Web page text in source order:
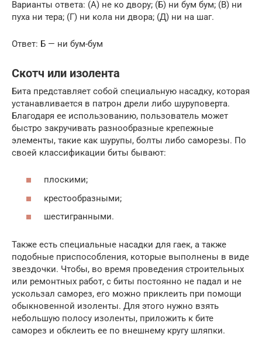
Варианты ответа: (A) не ко двору; (Б) ни бум бум; (В) ни
пуха ни тера; (Г) ни кола ни двора; (Д) ни на шаг.
Ответ: Б — ни бум-бум
Скотч или изолента
Бита представляет собой специальную насадку, которая
устанавливается в патрон дрели либо шуруповерта.
Благодаря ее использованию, пользователь может
быстро закручивать разнообразные крепежные
элементы, такие как шурупы, болты либо саморезы. По
своей классификации биты бывают:
плоскими;
крестообразными;
шестигранными.
Также есть специальные насадки для гаек, а также
подобные приспособления, которые выполнены в виде
звездочки. Чтобы, во время проведения строительных
или ремонтных работ, с биты постоянно не падал и не
ускользал саморез, его можно приклеить при помощи
обыкновенной изоленты. Для этого нужно взять
небольшую полосу изоленты, приложить к бите
саморез и обклеить ее по внешнему кругу шляпки.